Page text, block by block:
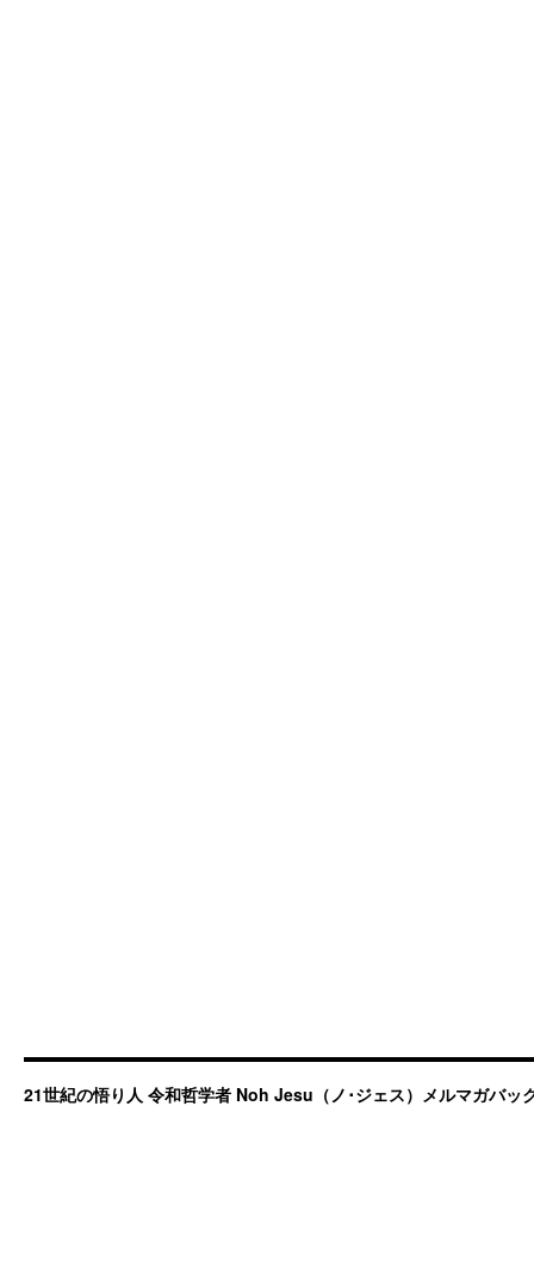
21世紀の悟り人 令和哲学者 Noh Jesu（ノ･ジェス）メルマガバッ